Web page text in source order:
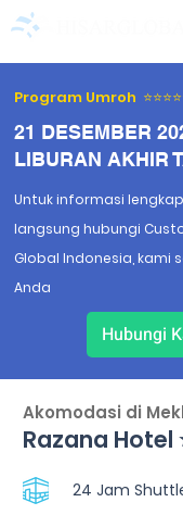
Program Umroh
21 DESEMBER
LIBURAN AKHIR
Untuk informasi
langsung hubungi
Global Indonesia, kami
Anda
Hubungi
Akomodasi di
Razana Hotel
24 Jam